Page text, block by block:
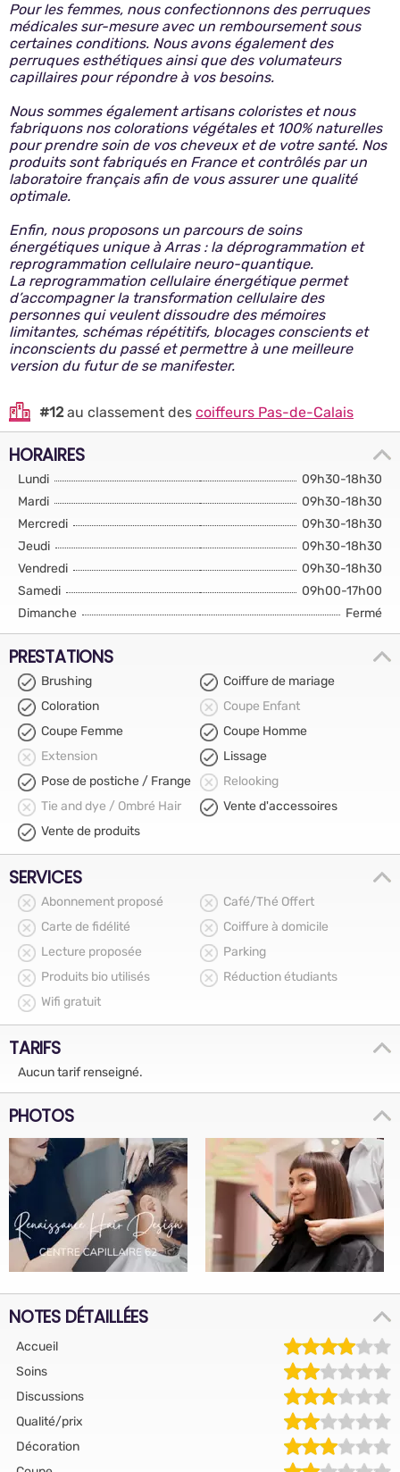
Pour les femmes, nous confectionnons des perruques
médicales sur-mesure avec un remboursement sous
certaines conditions. Nous avons également des
perruques esthétiques ainsi que des volumateurs
capillaires pour répondre à vos besoins.
Nous sommes également artisans coloristes et nous
fabriquons nos colorations végétales et 100% naturelles
pour prendre soin de vos cheveux et de votre santé. Nos
produits sont fabriqués en France et contrôlés par un
laboratoire français afin de vous assurer une qualité
optimale.
Enfin, nous proposons un parcours de soins
énergétiques unique à Arras : la déprogrammation et
reprogrammation cellulaire neuro-quantique.
La reprogrammation cellulaire énergétique permet
d’accompagner la transformation cellulaire des
personnes qui veulent dissoudre des mémoires
limitantes, schémas répétitifs, blocages conscients et
inconscients du passé et permettre à une meilleure
version du futur de se manifester.
#12au classement des coiffeurs Pas-de-Calais
HORAIRES
Lundi
09h30-18h30
Mardi
09h30-18h30
Mercredi
09h30-18h30
Jeudi
09h30-18h30
Vendredi
09h30-18h30
Samedi
09h00-17h00
Dimanche
Fermé
PRESTATIONS
Brushing
Coiffure de mariage
Coloration
Coupe Enfant
Coupe Femme
Coupe Homme
Extension
Lissage
Pose de postiche / Frange
Relooking
Tie and dye / Ombré Hair
Vente d'accessoires
Vente de produits
SERVICES
Abonnement proposé
Café/Thé Offert
Carte de fidélité
Coiffure à domicile
Lecture proposée
Parking
Produits bio utilisés
Réduction étudiants
Wifi gratuit
TARIFS
Aucun tarif renseigné.
PHOTOS
NOTES DÉTAILLÉES
Accueil
Soins
Discussions
Qualité/prix
Décoration